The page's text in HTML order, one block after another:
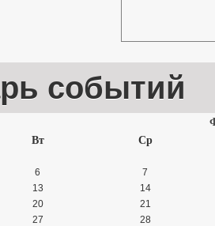
событий
Вт Ср
6
7
13
14
20
21
27 28